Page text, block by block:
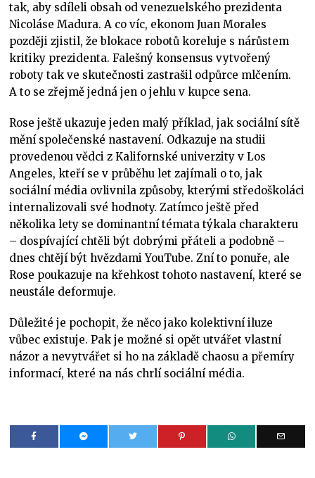
tak, aby sdíleli obsah od venezuelského prezidenta
Nicoláse Madura. A co víc, ekonom Juan Morales
později zjistil, že blokace robotů koreluje s nárůstem
kritiky prezidenta. Falešný konsensus vytvořený
roboty tak ve skutečnosti zastrašil odpůrce mlčením.
A to se zřejmě jedná jen o jehlu v kupce sena.
Rose ještě ukazuje jeden malý příklad, jak sociální sítě
mění společenské nastavení. Odkazuje na studii
provedenou vědci z Kalifornské univerzity v Los
Angeles, kteří se v průběhu let zajímali o to, jak
sociální média ovlivnila způsoby, kterými středoškoláci
internalizovali své hodnoty. Zatímco ještě před
několika lety se dominantní témata týkala charakteru
– dospívající chtěli být dobrými přáteli a podobně –
dnes chtějí být hvězdami YouTube. Zní to ponuře, ale
Rose poukazuje na křehkost tohoto nastavení, které se
neustále deformuje.
Důležité je pochopit, že něco jako kolektivní iluze
vůbec existuje. Pak je možné si opět utvářet vlastní
názor a nevytvářet si ho na základě chaosu a přemíry
informací, které na nás chrlí sociální média.